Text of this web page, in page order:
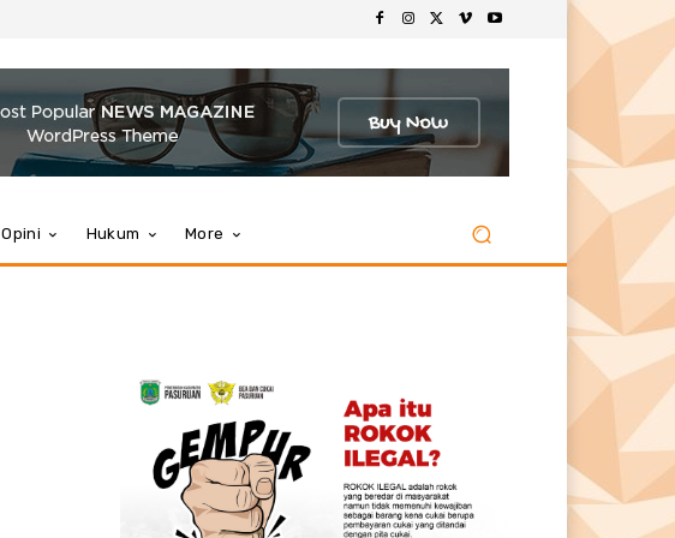
Opini Hukum More